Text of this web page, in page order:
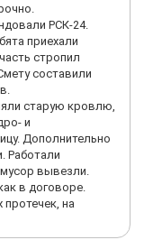
РСК-24.
приехали
стропил
составили
старую кровлю,
и
Дополнительно
Работали
мусор вывезли.
в договоре.
на